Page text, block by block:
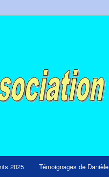
2025 Témoignages de Danièle